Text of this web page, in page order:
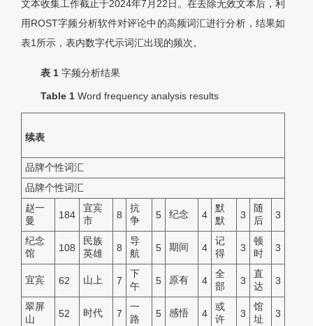
文本收集工作截止于2024年7月22日。在去除无效文本后，利
用ROST字频分析软件对评论中的高频词汇进行分析，结果如
表1所示，表内数字代示词汇出现的频次。
表 1 字频分析结果
Table 1 Word frequency analysis results
续表
品牌个性词汇
品牌个性词汇
赵一
曼
184
宜宾
市
8
抗
争
5 纪念 4
默
默
3
随
后
3
纪念
馆
108
民族
英雄
8
导
航
5 期间 4
记
得
3
顿
时
3
宜宾 62 山上 7
下
午
5 原有 4
全
部
3
直
达
3
翠屏
山
52 时代 7
一
路
5 感悟 4
或
许
3
馆
址
3